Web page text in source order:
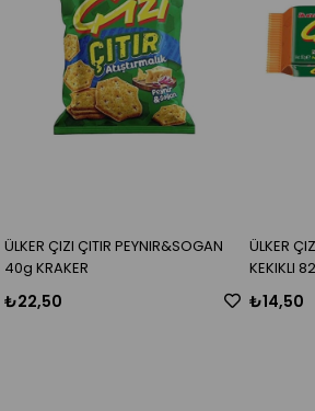
ÜLKER ÇIZI ÇITIR PEYNIR&SOGAN
40g KRAKER
₺22,50
ÜLKER
KEKIKLI
₺14,50